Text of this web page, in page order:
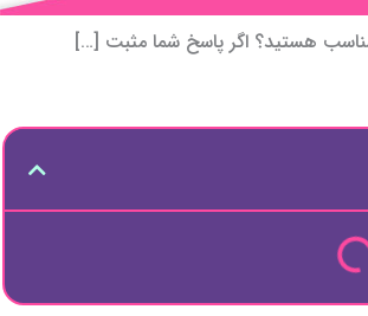
مناسب هستيد؟ اگر پاسخ شما مثبت […]